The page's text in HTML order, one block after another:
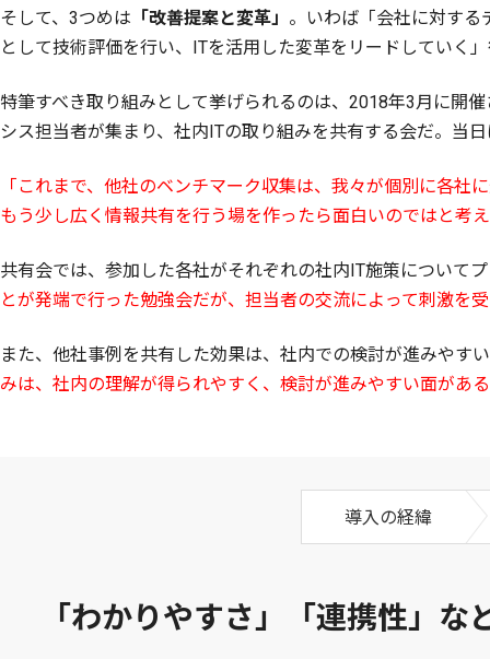
そして、3つめは 「改善提案と変革」 。いわば「会社に対する
として技術評価を行い、ITを活用した変革をリードしていく
特筆すべき取り組みとして挙げられるのは、2018年3月に開
シス担当者が集まり、社内ITの取り組みを共有する会だ。当
「これまで、他社のベンチマーク収集は、我々が個別に各
もう少し広く情報共有を行う場を作ったら面白いのではと考
共有会では、参加した各社がそれぞれの社内IT施策について
とが発端で行った勉強会だが、担当者の交流によって刺激を
また、他社事例を共有した効果は、社内での検討が進みやす
みは、社内の理解が得られやすく、検討が進みやすい面があ
「わかりやすさ」「連携性」
導入の経緯